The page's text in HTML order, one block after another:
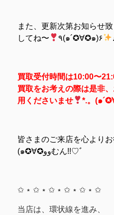
また、更新次第お知らせ
してね〜
٩(๑´✪∀✪๑)۶
買取受付時間は10:00〜
買取をお考えの際は是非
用くださいませ
*.。(๑
皆さまのご来店を心より
(๑✪∀✪ووむん!!♡ﾞ
✩ ⋆ ✩ ⋆ ✩ ⋆ ✩ ⋆ ✩ ⋆ ✩
当店は、環状線を進み、